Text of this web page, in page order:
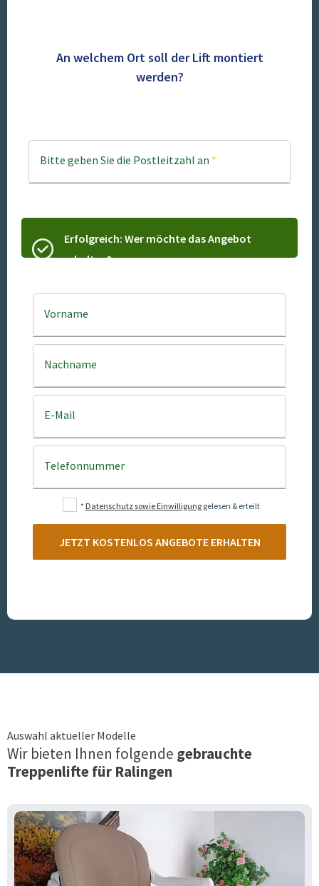
An welchem Ort soll der Lift montiert
werden?
Bitte geben Sie die Postleitzahl an *
Erfolgreich: Wer möchte das Angebot
erhalten?
Vorname
Nachname
E-Mail
Telefonnummer
* Datenschutz sowie Einwilligung gelesen & erteilt
JETZT KOSTENLOS ANGEBOTE ERHALTEN
Auswahl aktueller Modelle
Wir bieten Ihnen folgende gebrauchte
Treppenlifte für Ralingen